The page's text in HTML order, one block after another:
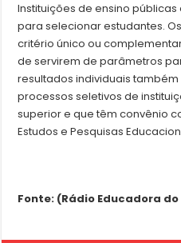
Instituições de ensino
para selecionar estudantes.
critério único ou
de servirem de parâmetros
resultados individuais
processos seletivos de
superior e que têm convênio
Estudos e Pesquisas
Fonte: (Rádio Educadora